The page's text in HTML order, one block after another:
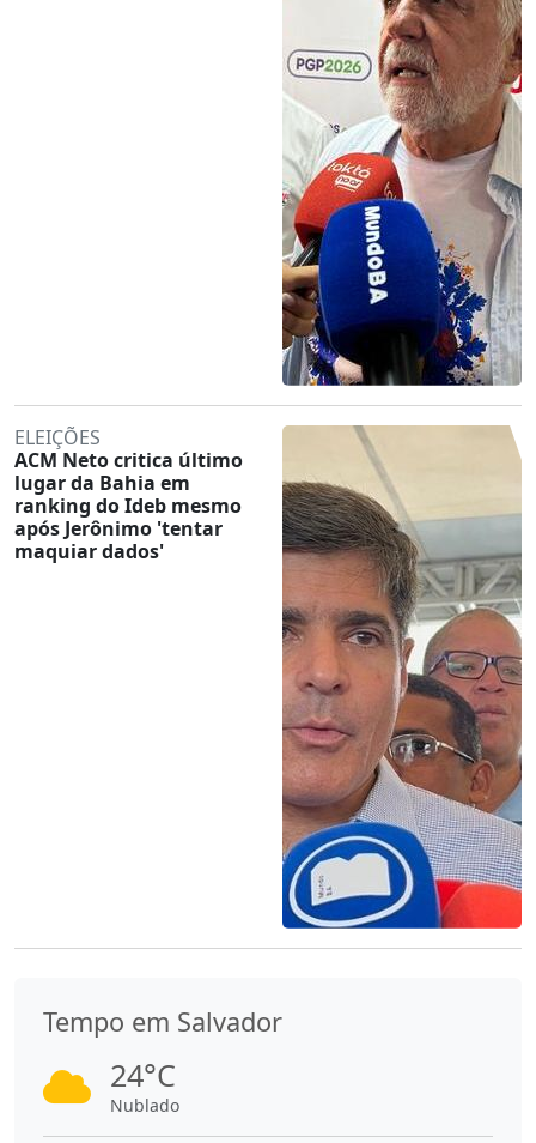
ELEIÇÕES
ACM Neto critica último
lugar da Bahia em
ranking do Ideb mesmo
após Jerônimo 'tentar
maquiar dados'
Tempo em Salvador
24°C
Nublado